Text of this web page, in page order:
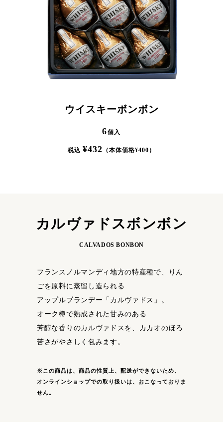
ウイスキーボンボン
6個入
税込 ¥432 （本体価格¥400 ）
カルヴァドスボンボン
CALVADOS BONBON
フランスノルマンディ地方の特産種で、りん
ごを原料に蒸留し造られる
アップルブランデー「カルヴァドス」。
オーク樽で熟成された甘みのある
芳醇な香りのカルヴァドスを、カカオのほろ
苦さがやさしく包みます。
※この商品は、商品の性質上、配送ができないため、
オンラインショップでの取り扱いは、おこなっておりま
せん。